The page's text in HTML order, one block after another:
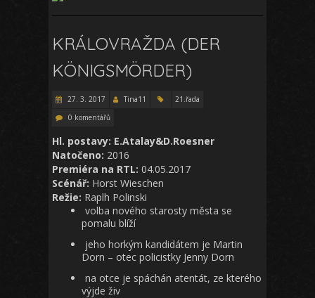
KRÁLOVRAŽDA (DER
KÖNIGSMÖRDER)
27. 3. 2017 Tina11
21.řada
0 komentářů
Hl. postavy: E.Atalay&D.Roesner
Natočeno: 2016
Premiéra na RTL: 04.05.2017
Scénář: Horst Wieschen
Režie: Raplh Polinski
volba nového starosty města se
pomalu blíží
jeho horkým kandidátem je Martin
Dorn – otec policistky Jenny Dorn
na otce je spáchán atentát, ze kterého
výjde živ